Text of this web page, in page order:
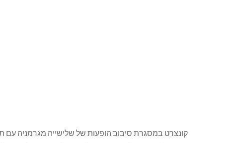
קונצרט במסגרת סיבוב הופעות של שלישייה מגרמניה עם